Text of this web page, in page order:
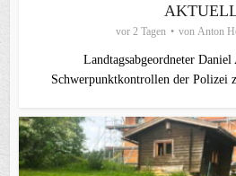
vor 2 Tagen von Anton
Landtagsabgeordneter
Schwerpunktkontrollen der Polizei